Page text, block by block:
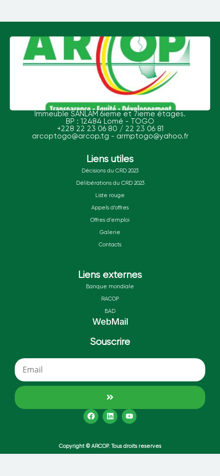
Immeuble SANLAM 6ieme et 7ieme étages.
BP : 12484 Lomé - TOGO
+228 22 23 06 80 / 22 23 06 81
arcoptogo@arcop.tg - armptogo@yahoo.fr
Liens utiles
Décisions du CRD 2023
Délibérations du CRD 2023
Liste rouge
Appels d’offres
Offres d’emploi
Galerie
Contacts
Liens externes
Banque mondiale
RACOP
BAD
WebMail
Souscrire
Copyright © ARCOP. Tous droits reserves